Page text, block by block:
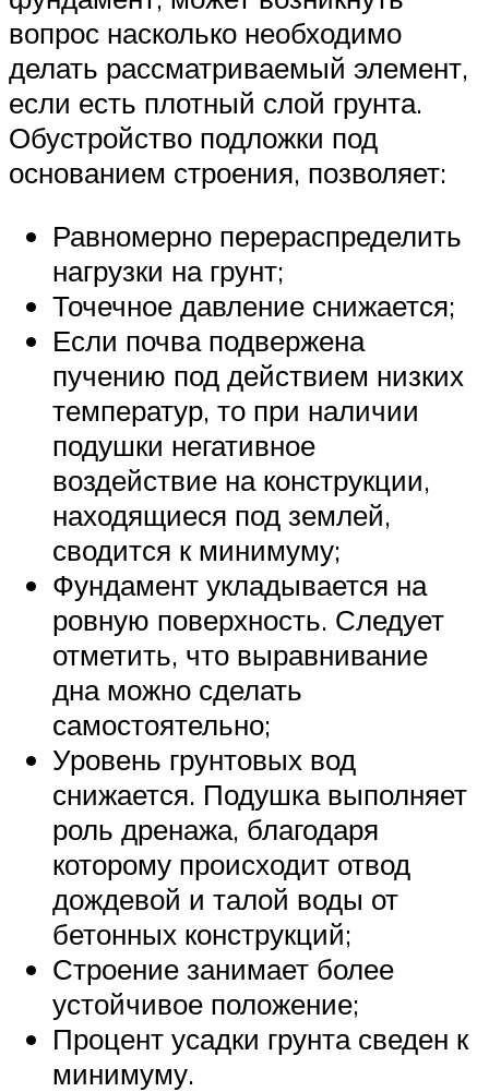
вопрос насколько необходимо
делать рассматриваемый элемент,
если есть плотный слой грунта.
Обустройство подложки под
основанием строения, позволяет:
Равномерно перераспределить
нагрузки на грунт;
Точечное давление снижается;
Если почва подвержена
пучению под действием низких
температур, то при наличии
подушки негативное
воздействие на конструкции,
находящиеся под землей,
сводится к минимуму;
Фундамент укладывается на
ровную поверхность. Следует
отметить, что выравнивание
дна можно сделать
самостоятельно;
Уровень грунтовых вод
снижается. Подушка выполняет
роль дренажа, благодаря
которому происходит отвод
дождевой и талой воды от
бетонных конструкций;
Строение занимает более
устойчивое положение;
Процент усадки грунта сведен к
минимуму.